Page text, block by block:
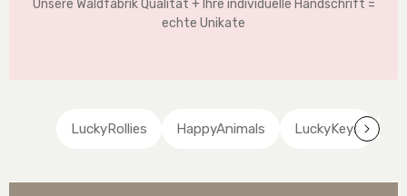
Unsere Waldfabrik Qualität + Ihre individuelle Handschrift =
echte Unikate
LuckyRollies HappyAnimals LuckyKeys